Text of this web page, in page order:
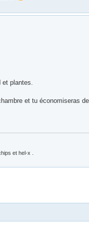
et plantes.
et tu économiseras
et hel-x .